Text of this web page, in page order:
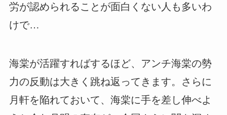
労が認められることが面白くない人も多いわ
けで…
海棠が活躍すればするほど、アンチ海棠の勢
力の反動は大きく跳ね返ってきます。さらに
月軒を陥れておいて、海棠に手を差し伸べよ